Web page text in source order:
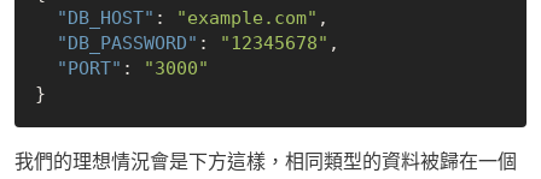
"DB_HOST" : "example.com" ,
"DB_PASSWORD" : "12345678" ,
"PORT" :
"3000"
我們的理想情況會是下方這樣，相同類型的資料被歸在一個